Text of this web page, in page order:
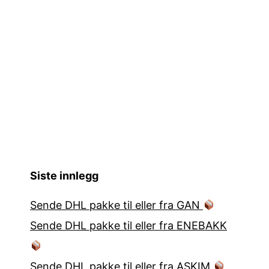
Siste innlegg
Sende DHL pakke til eller fra GAN
Sende DHL pakke til eller fra ENEBAKK
Sende DHL pakke til eller fra ASKIM